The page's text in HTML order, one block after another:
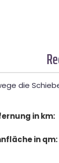
die
in km:
in qm: